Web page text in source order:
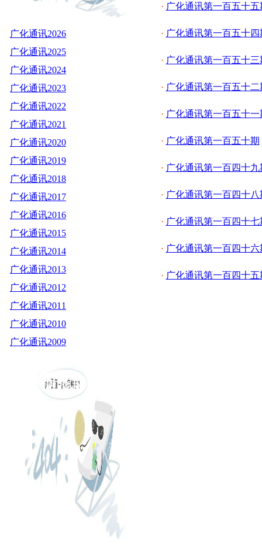
广化通讯2026
广化通讯2025
广化通讯2024
广化通讯2023
广化通讯2022
广化通讯2021
广化通讯2020
广化通讯2019
广化通讯2018
广化通讯2017
广化通讯2016
广化通讯2015
广化通讯2014
广化通讯2013
广化通讯2012
广化通讯2011
广化通讯2010
广化通讯2009
· 广化通讯第一百五十五
· 广化通讯第一百五十四
· 广化通讯第一百五十三
· 广化通讯第一百五十二
· 广化通讯第一百五十一
· 广化通讯第一百五十期
· 广化通讯第一百四十九
· 广化通讯第一百四十八
· 广化通讯第一百四十七
· 广化通讯第一百四十六
· 广化通讯第一百四十五